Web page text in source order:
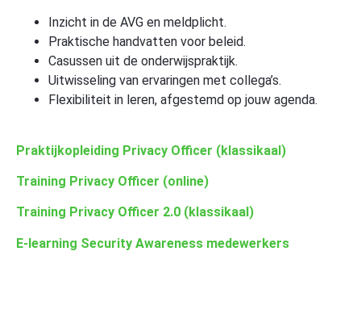
Inzicht in de AVG en meldplicht.
Praktische handvatten voor beleid.
Casussen uit de onderwijspraktijk.
Uitwisseling van ervaringen met collega’s.
Flexibiliteit in leren, afgestemd op jouw agenda.
Praktijkopleiding Privacy Officer (klassikaal)
Training Privacy Officer (online)
Training Privacy Officer 2.0 (klassikaal)
E-learning Security Awareness medewerkers